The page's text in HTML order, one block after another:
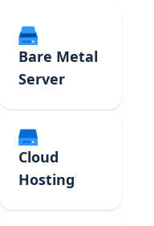
Bare Metal
Server
Cloud
Hosting